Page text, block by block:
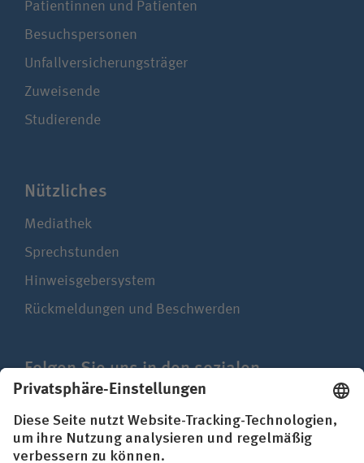
Patientinnen und Patienten
Besuchspersonen
Unfallversicherungsträger
Zuweisende
Studierende
Nützliches
Mediathek
Sprechstunden
Hinweisgebersystem
Rückmeldungen und Beschwerden
Folgen Sie uns in den sozialen
Netzwerken